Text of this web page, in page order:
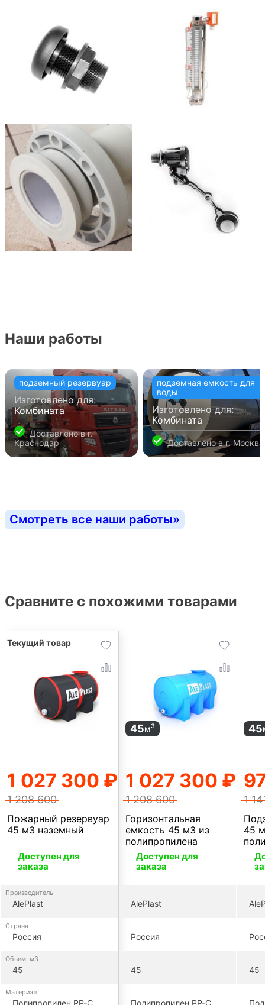
Наши работы
подземный резервуар
Изготовлено для:
Комбината
Доставлено вг.
Краснодар
подземная емкость для
воды
Изготовлено для:
Комбината
Доставлено вг. Москва
Смотреть все наши работы»
Сравните с похожими товарами
Пожарный резервуар
45 м3 наземный
Доступен для
заказа
1 027 300 ₽
1 208 600
Производитель
AlePlast
Страна
Россия
Объем, м3
45
Материал
Полипропилен PP-C
Горизонтальная
емкость 45 м3 из
полипропилена
45м3
Доступен для
заказа
1 027 300 ₽
1 208 600
AlePlast
Россия
45
Полипропилен PP-C
45
45
1
45